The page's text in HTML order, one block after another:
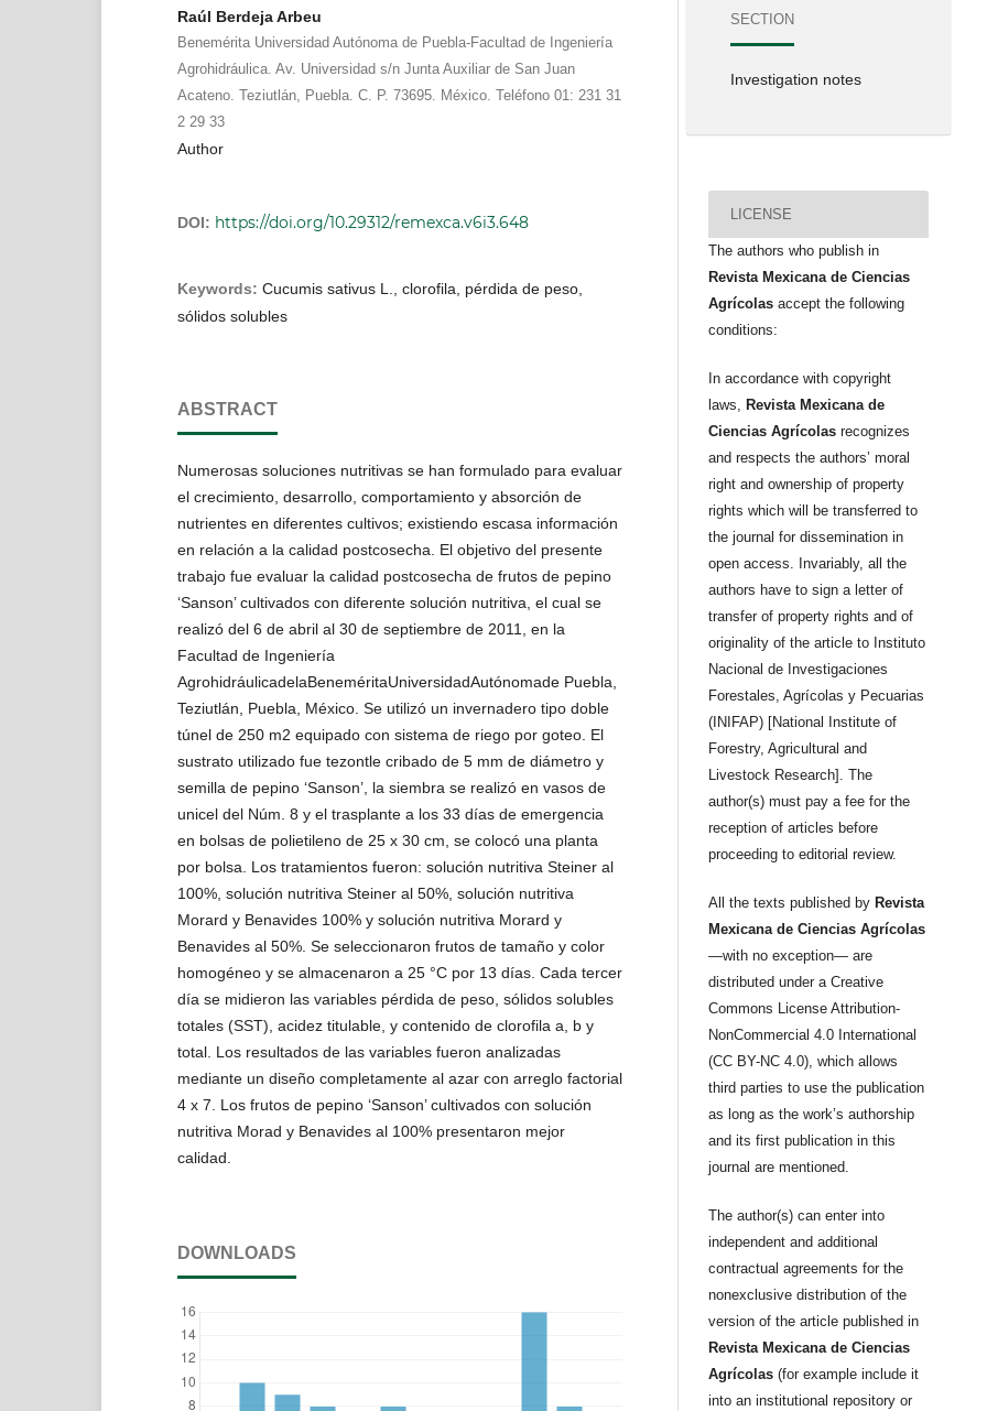
Raúl Berdeja Arbeu
Benemérita Universidad Autónoma de Puebla-Facultad de Ingeniería
Agrohidráulica. Av. Universidad s/n Junta Auxiliar de San Juan
Acateno. Teziutlán, Puebla. C. P. 73695. México. Teléfono 01: 231 31
2 29 33
Author
DOI: https://doi.org/10.29312/remexca.v6i3.648
Keywords: Cucumis sativus L., clorofila, pérdida de peso,
sólidos solubles
ABSTRACT
Numerosas soluciones nutritivas se han formulado para evaluar
el crecimiento, desarrollo, comportamiento y absorción de
nutrientes en diferentes cultivos; existiendo escasa información
en relación a la calidad postcosecha. El objetivo del presente
trabajo fue evaluar la calidad postcosecha de frutos de pepino
‘Sanson’ cultivados con diferente solución nutritiva, el cual se
realizó del 6 de abril al 30 de septiembre de 2011, en la
Facultad de Ingeniería
AgrohidráulicadelaBeneméritaUniversidadAutónomade Puebla,
Teziutlán, Puebla, México. Se utilizó un invernadero tipo doble
túnel de 250 m2 equipado con sistema de riego por goteo. El
sustrato utilizado fue tezontle cribado de 5 mm de diámetro y
semilla de pepino ‘Sanson’, la siembra se realizó en vasos de
unicel del Núm. 8 y el trasplante a los 33 días de emergencia
en bolsas de polietileno de 25 x 30 cm, se colocó una planta
por bolsa. Los tratamientos fueron: solución nutritiva Steiner al
100%, solución nutritiva Steiner al 50%, solución nutritiva
Morard y Benavides 100% y solución nutritiva Morard y
Benavides al 50%. Se seleccionaron frutos de tamaño y color
homogéneo y se almacenaron a 25 °C por 13 días. Cada tercer
día se midieron las variables pérdida de peso, sólidos solubles
totales (SST), acidez titulable, y contenido de clorofila a, b y
total. Los resultados de las variables fueron analizadas
mediante un diseño completamente al azar con arreglo factorial
4 x 7. Los frutos de pepino ‘Sanson’ cultivados con solución
nutritiva Morad y Benavides al 100% presentaron mejor
calidad.
DOWNLOADS
SECTION
Investigation notes
LICENSE
The authors who publish in
Revista Mexicana de Ciencias
Agrícolasaccept the following
conditions:
In accordance with copyright
laws, Revista Mexicana de
Ciencias Agrícolas recognizes
and respects the authors’ moral
right and ownership of property
rights which will be transferred to
the journal for dissemination in
open access. Invariably, all the
authors have to sign a letter of
transfer of property rights and of
originality of the article to Instituto
Nacional de Investigaciones
Forestales, Agrícolas y Pecuarias
(INIFAP) [National Institute of
Forestry, Agricultural and
Livestock Research]. The
author(s) must pay a fee for the
reception of articles before
proceeding to editorial review.
All the texts published by Revista
Mexicana de Ciencias Agrícolas
—with no exception— are
distributed under a Creative
Commons License Attribution-
NonCommercial 4.0 International
(CC BY-NC 4.0), which allows
third parties to use the publication
as long as the work’s authorship
and its first publication in this
journal are mentioned.
The author(s) can enter into
independent and additional
contractual agreements for the
nonexclusive distribution of the
version of the article published in
Revista Mexicana de Ciencias
Agrícolas (for example include it
into an institutional repository or